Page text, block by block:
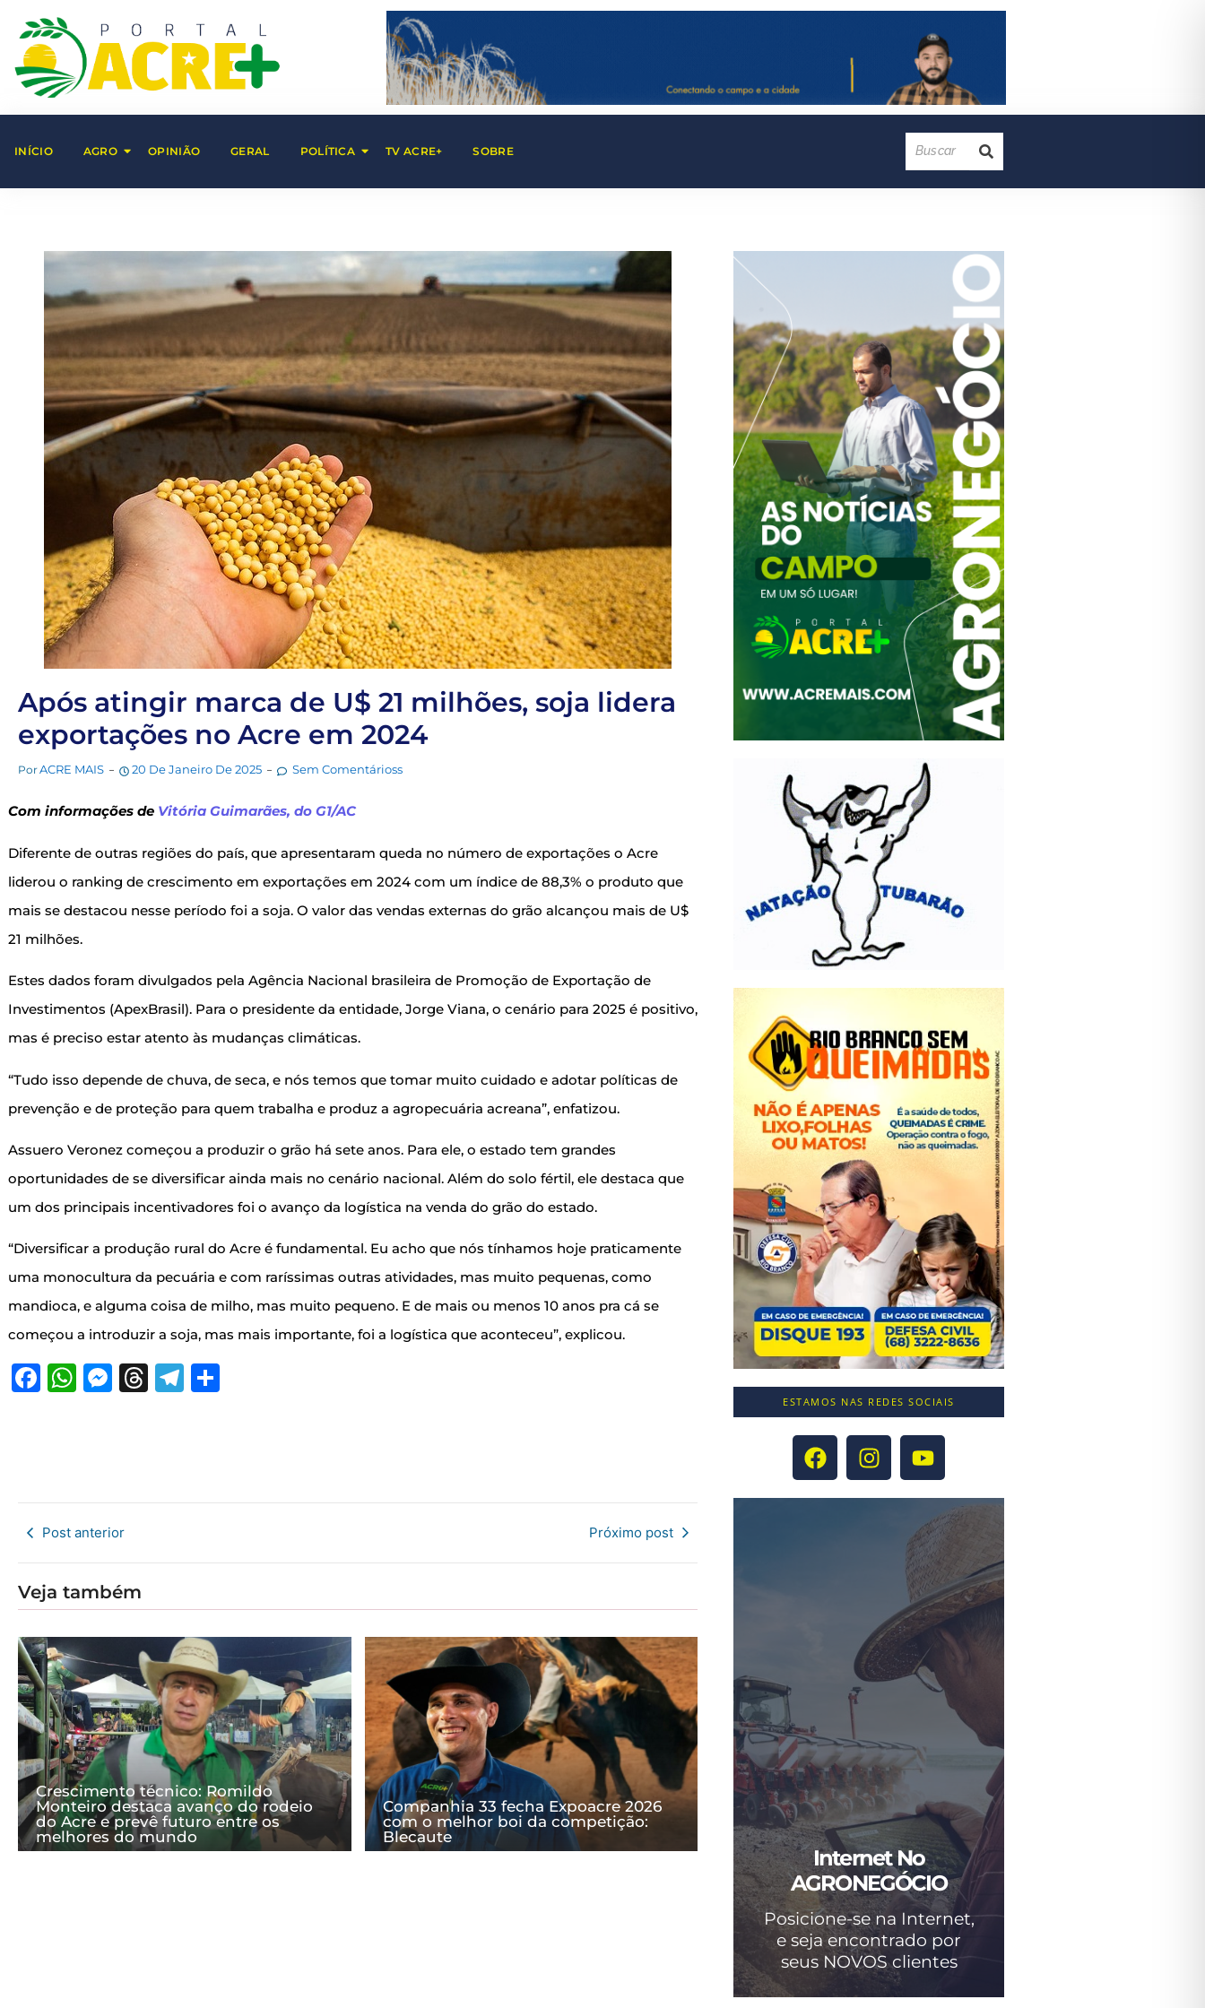
INÍCIO AGRO OPINIÃO GERAL POLÍTICA TV ACRE+ SOBRE
Após atingir marca de U$ 21 milhões, soja lidera
exportações no Acre em 2024
PorACRE MAIS 20 De Janeiro De 2025 Sem Comentárioss
Com informações de Vitória Guimarães, do G1/AC
Diferente de outras regiões do país, que apresentaram queda no número de exportações o Acre
liderou o ranking de crescimento em exportações em 2024 com um índice de 88,3% o produto que
mais se destacou nesse período foi a soja. O valor das vendas externas do grão alcançou mais de U$
21 milhões.
Estes dados foram divulgados pela Agência Nacional brasileira de Promoção de Exportação de
Investimentos (ApexBrasil). Para o presidente da entidade, Jorge Viana, o cenário para 2025 é positivo,
mas é preciso estar atento às mudanças climáticas.
“Tudo isso depende de chuva, de seca, e nós temos que tomar muito cuidado e adotar políticas de
prevenção e de proteção para quem trabalha e produz a agropecuária acreana”, enfatizou.
Assuero Veronez começou a produzir o grão há sete anos. Para ele, o estado tem grandes
oportunidades de se diversificar ainda mais no cenário nacional. Além do solo fértil, ele destaca que
um dos principais incentivadores foi o avanço da logística na venda do grão do estado.
“Diversificar a produção rural do Acre é fundamental. Eu acho que nós tínhamos hoje praticamente
uma monocultura da pecuária e com raríssimas outras atividades, mas muito pequenas, como
mandioca, e alguma coisa de milho, mas muito pequeno. E de mais ou menos 10 anos pra cá se
começou a introduzir a soja, mas mais importante, foi a logística que aconteceu”, explicou.
Facebook
WhatsApp
Messenger
Threads
Telegram
Post anterior Próximo post
Veja também
Crescimento técnico: Romildo
Monteiro destaca avanço do rodeio
do Acre e prevê futuro entre os
melhores do mundo
Companhia 33 fecha Expoacre 2026
com o melhor boi da competição:
Blecaute
ESTAMOS NAS REDES SOCIAIS
Internet No
AGRONEGÓCIO
Posicione-se na Internet,
e seja encontrado por
seus NOVOS clientes